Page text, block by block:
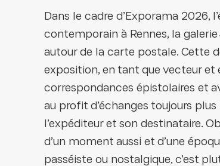
Dans le cadre d’Exporama 2026,
contemporain à Rennes, la
autour de la carte postale. Cette
exposition, en tant que vecteur et
correspondances épistolaires et
au profit d’échanges toujours
l’expéditeur et son destinataire.
d’un moment aussi et d’une
passéiste ou nostalgique, c’est